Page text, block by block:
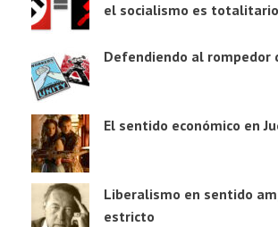
el socialismo es totalitario
Defendiendo al rompedor
El sentido económico en
Liberalismo en sentido
estricto